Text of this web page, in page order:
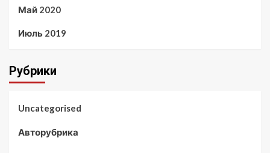
Май 2020
Июль 2019
Рубрики
Uncategorised
Авторубрика